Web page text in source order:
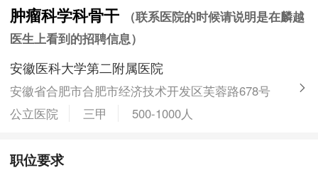
肿瘤科学科骨干
（联系医院的时候请说明是在麟越
医生上看到的招聘信息）
安徽医科大学第二附属医院
安徽省合肥市合肥市经济技术开发区芙蓉路678号
公立医院
三甲 500-1000人
职位要求